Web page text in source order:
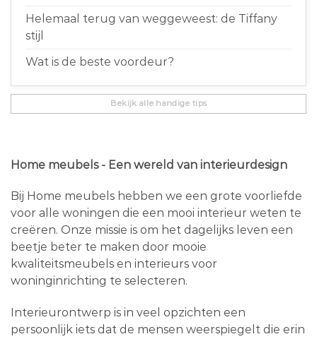
Helemaal terug van weggeweest: de Tiffany
stijl
Wat is de beste voordeur?
Bekijk alle handige tips
Home meubels - Een wereld van interieurdesign
Bij Home meubels hebben we een grote voorliefde
voor alle woningen die een mooi interieur weten te
creëren. Onze missie is om het dagelijks leven een
beetje beter te maken door mooie
kwaliteitsmeubels en interieurs voor
woninginrichting te selecteren.
Interieurontwerp is in veel opzichten een
persoonlijk iets dat de mensen weerspiegelt die erin